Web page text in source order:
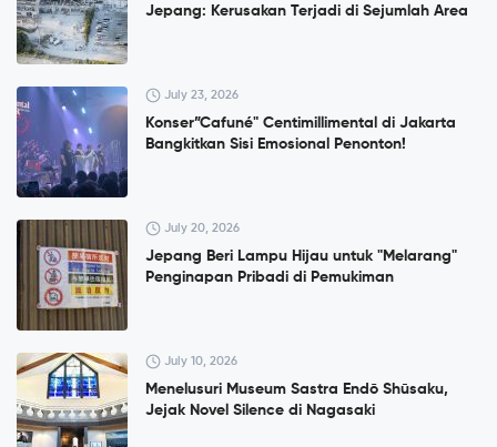
Jepang: Kerusakan Terjadi di Sejumlah Area
July 23, 2026
Konser”Cafuné" Centimillimental di Jakarta
Bangkitkan Sisi Emosional Penonton!
July 20, 2026
Jepang Beri Lampu Hijau untuk "Melarang"
Penginapan Pribadi di Pemukiman
July 10, 2026
Menelusuri Museum Sastra Endō Shūsaku,
Jejak Novel Silence di Nagasaki